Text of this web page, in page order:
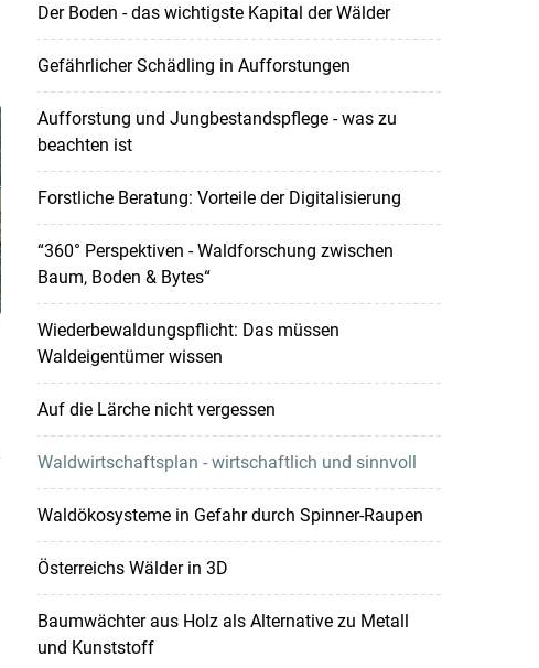
Der Boden - das wichtigste Kapital der Wälder
Gefährlicher Schädling in Aufforstungen
Aufforstung und Jungbestandspflege - was zu
beachten ist
Forstliche Beratung: Vorteile der Digitalisierung
“360° Perspektiven - Waldforschung zwischen
Baum, Boden & Bytes“
Wiederbewaldungspflicht: Das müssen
Waldeigentümer wissen
Auf die Lärche nicht vergessen
Waldwirtschaftsplan - wirtschaftlich und sinnvoll
Waldökosysteme in Gefahr durch Spinner-Raupen
Österreichs Wälder in 3D
Baumwächter aus Holz als Alternative zu Metall
und Kunststoff